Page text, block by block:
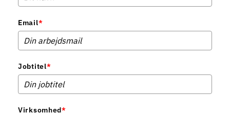
Email*
Jobtitel*
Virksomhed*